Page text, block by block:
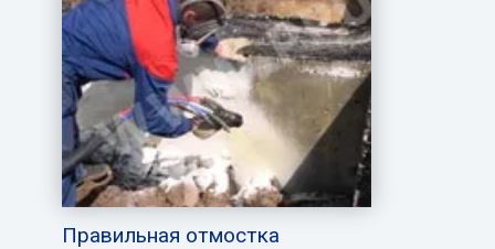
Правильная отмостка